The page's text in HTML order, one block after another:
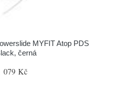
MYFIT Atop PDS
černá
079 Kč